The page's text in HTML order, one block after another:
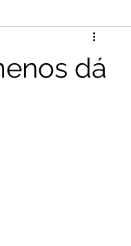
Fevereiro 2026
dá